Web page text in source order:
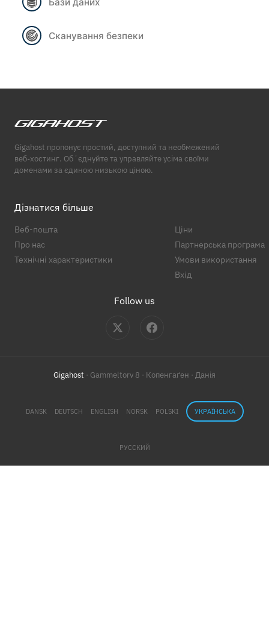
Сканування безпеки
Gigahost пропонує простий, доступний та необмежений
веб-хостинг. Обʼєднуйте та управляйте усіма своїми
доменами за єдиною низькою ціною.
Дізнатися більше
Веб-пошта
Про нас
Технічні характеристики
Ціни
Партнерська програма
Умови використання
Вхід
Follow us
Gigahost · Gammeltorv 8 · Копенгаґен · Данія
DANSK DEUTSCH ENGLISH NORSK POLSKI УКРАЇНСЬКА
РУССКИЙ